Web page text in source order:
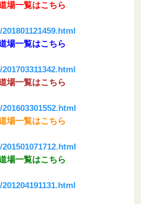
場一覧はこちら
場一覧はこちら
場一覧はこちら
場一覧はこちら
場一覧はこちら